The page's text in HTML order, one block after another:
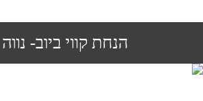
הנחת קווי ביוב-